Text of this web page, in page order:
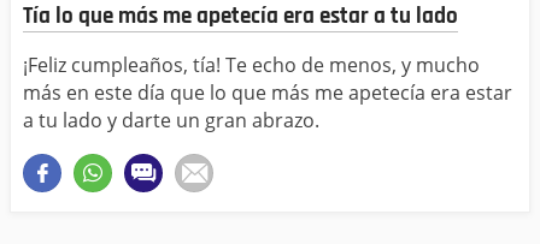
Tía lo que más me apetecía era estar a tu lado
¡Feliz cumpleaños, tía! Te echo de menos, y mucho
más en este día que lo que más me apetecía era estar
a tu lado y darte un gran abrazo.